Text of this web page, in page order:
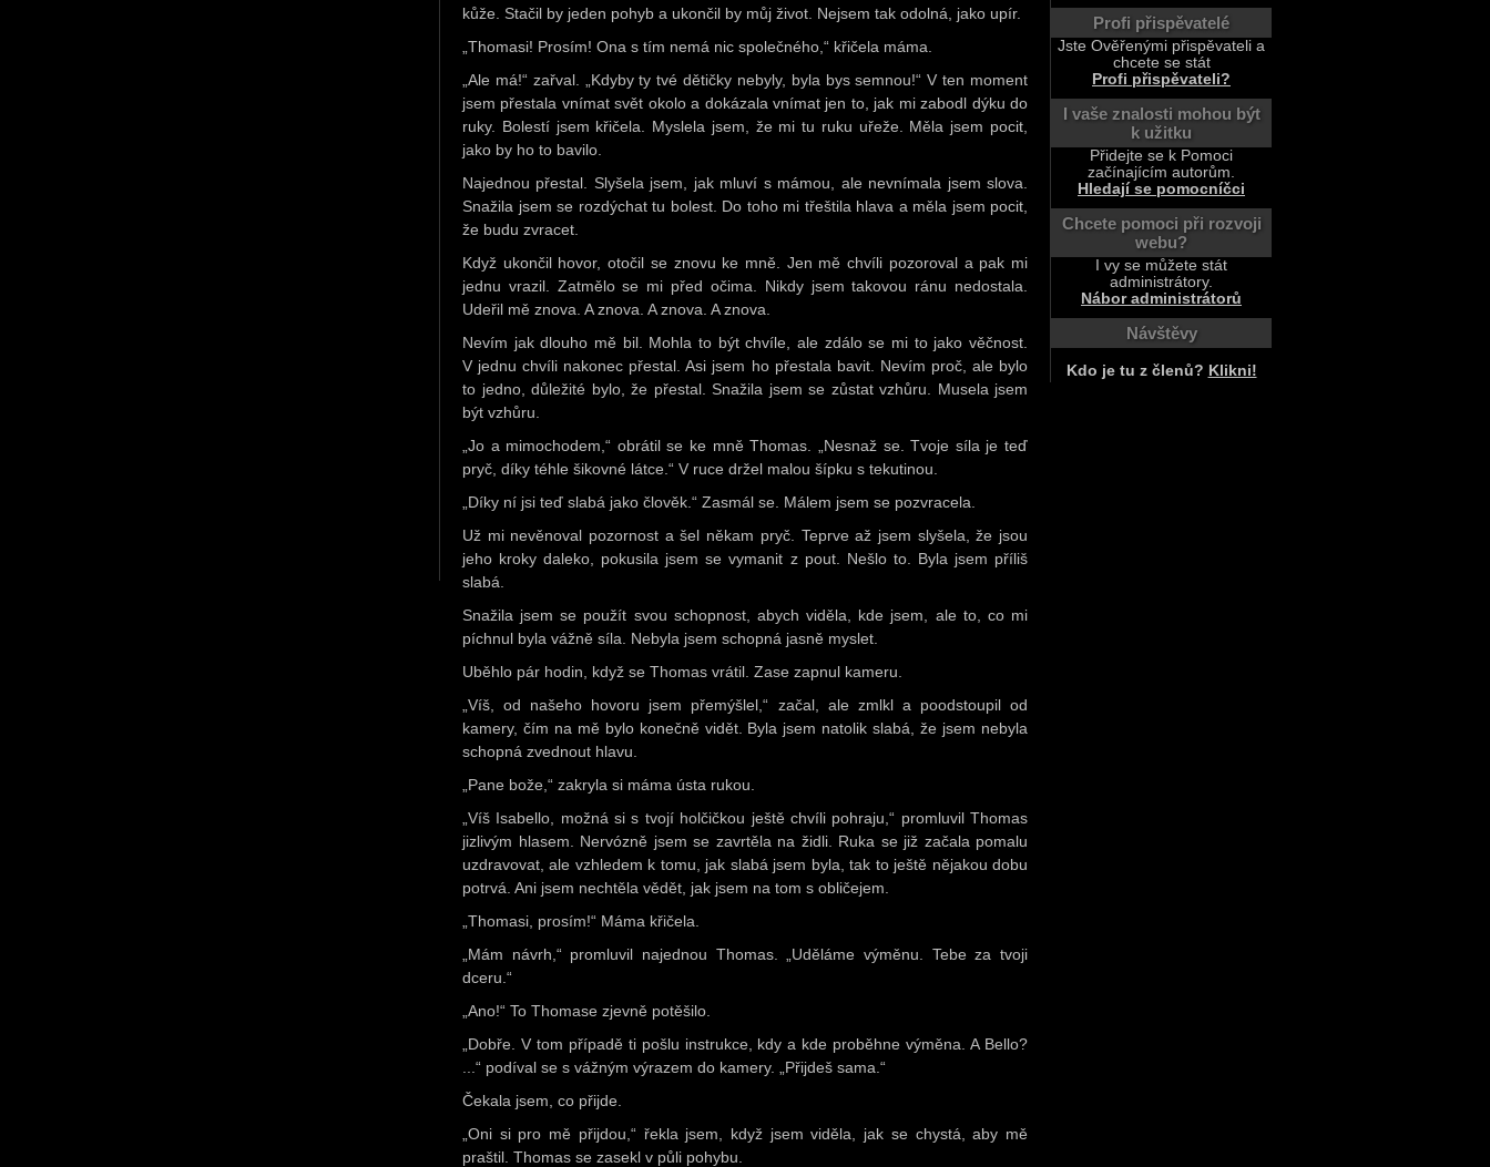
kůže. Stačil by jeden pohyb a ukončil by můj život. Nejsem tak odolná, jako upír.
„Thomasi! Prosím! Ona s tím nemá nic společného,“ křičela máma.
„Ale má!“ zařval. „Kdyby ty tvé dětičky nebyly, byla bys semnou!“ V ten moment
jsem přestala vnímat svět okolo a dokázala vnímat jen to, jak mi zabodl dýku do
ruky. Bolestí jsem křičela. Myslela jsem, že mi tu ruku uřeže. Měla jsem pocit,
jako by ho to bavilo.
Najednou přestal. Slyšela jsem, jak mluví s mámou, ale nevnímala jsem slova.
Snažila jsem se rozdýchat tu bolest. Do toho mi třeštila hlava a měla jsem pocit,
že budu zvracet.
Když ukončil hovor, otočil se znovu ke mně. Jen mě chvíli pozoroval a pak mi
jednu vrazil. Zatmělo se mi před očima. Nikdy jsem takovou ránu nedostala.
Udeřil mě znova. A znova. A znova. A znova.
Nevím jak dlouho mě bil. Mohla to být chvíle, ale zdálo se mi to jako věčnost.
V jednu chvíli nakonec přestal. Asi jsem ho přestala bavit. Nevím proč, ale bylo
to jedno, důležité bylo, že přestal. Snažila jsem se zůstat vzhůru. Musela jsem
být vzhůru.
„Jo a mimochodem,“ obrátil se ke mně Thomas. „Nesnaž se. Tvoje síla je teď
pryč, díky téhle šikovné látce.“ V ruce držel malou šípku s tekutinou.
„Díky ní jsi teď slabá jako člověk.“ Zasmál se. Málem jsem se pozvracela.
Už mi nevěnoval pozornost a šel někam pryč. Teprve až jsem slyšela, že jsou
jeho kroky daleko, pokusila jsem se vymanit z pout. Nešlo to. Byla jsem příliš
slabá.
Snažila jsem se použít svou schopnost, abych viděla, kde jsem, ale to, co mi
píchnul byla vážně síla. Nebyla jsem schopná jasně myslet.
Uběhlo pár hodin, když se Thomas vrátil. Zase zapnul kameru.
„Víš, od našeho hovoru jsem přemýšlel,“ začal, ale zmlkl a poodstoupil od
kamery, čím na mě bylo konečně vidět. Byla jsem natolik slabá, že jsem nebyla
schopná zvednout hlavu.
„Pane bože,“ zakryla si máma ústa rukou.
„Víš Isabello, možná si s tvojí holčičkou ještě chvíli pohraju,“ promluvil Thomas
jizlivým hlasem. Nervózně jsem se zavrtěla na židli. Ruka se již začala pomalu
uzdravovat, ale vzhledem k tomu, jak slabá jsem byla, tak to ještě nějakou dobu
potrvá. Ani jsem nechtěla vědět, jak jsem na tom s obličejem.
„Thomasi, prosím!“ Máma křičela.
„Mám návrh,“ promluvil najednou Thomas. „Uděláme výměnu. Tebe za tvoji
dceru.“
„Ano!“ To Thomase zjevně potěšilo.
„Dobře. V tom případě ti pošlu instrukce, kdy a kde proběhne výměna. A Bello?
...“ podíval se s vážným výrazem do kamery. „Přijdeš sama.“
Čekala jsem, co přijde.
„Oni si pro mě přijdou,“ řekla jsem, když jsem viděla, jak se chystá, aby mě
praštil. Thomas se zasekl v půli pohybu.
Profi přispěvatelé
Jste Ověřenými přispěvateli a
chcete se stát
Profi přispěvateli?
I vaše znalosti mohou být
k užitku
Přidejte se k Pomoci
začínajícím autorům.
Hledají se pomocníčci
Chcete pomoci při rozvoji
webu?
I vy se můžete stát
administrátory.
Nábor administrátorů
Návštěvy
Kdo je tu z členů? Klikni!